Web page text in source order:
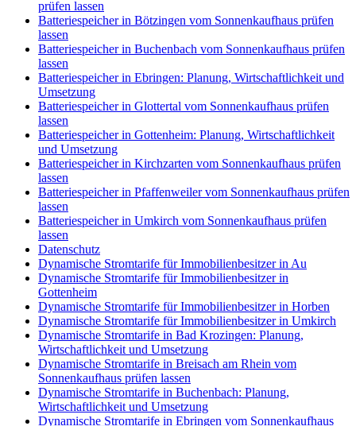
prüfen lassen
Batteriespeicher in Bötzingen vom Sonnenkaufhaus prüfen
lassen
Batteriespeicher in Buchenbach vom Sonnenkaufhaus prüfen
lassen
Batteriespeicher in Ebringen: Planung, Wirtschaftlichkeit und
Umsetzung
Batteriespeicher in Glottertal vom Sonnenkaufhaus prüfen
lassen
Batteriespeicher in Gottenheim: Planung, Wirtschaftlichkeit
und Umsetzung
Batteriespeicher in Kirchzarten vom Sonnenkaufhaus prüfen
lassen
Batteriespeicher in Pfaffenweiler vom Sonnenkaufhaus prüfen
lassen
Batteriespeicher in Umkirch vom Sonnenkaufhaus prüfen
lassen
Datenschutz
Dynamische Stromtarife für Immobilienbesitzer in Au
Dynamische Stromtarife für Immobilienbesitzer in
Gottenheim
Dynamische Stromtarife für Immobilienbesitzer in Horben
Dynamische Stromtarife für Immobilienbesitzer in Umkirch
Dynamische Stromtarife in Bad Krozingen: Planung,
Wirtschaftlichkeit und Umsetzung
Dynamische Stromtarife in Breisach am Rhein vom
Sonnenkaufhaus prüfen lassen
Dynamische Stromtarife in Buchenbach: Planung,
Wirtschaftlichkeit und Umsetzung
Dynamische Stromtarife in Ebringen vom Sonnenkaufhaus